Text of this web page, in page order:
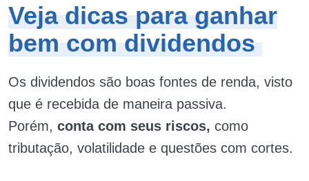
Veja dicas para ganhar
bem com dividendos
Os dividendos são boas fontes de renda, visto
que é recebida de maneira passiva.
Porém, conta com seus riscos, como
tributação, volatilidade e questões com cortes.